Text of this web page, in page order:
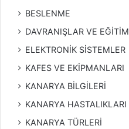
BESLENME
DAVRANIŞLAR VE EĞİTİM
ELEKTRONİK SİSTEMLER
KAFES VE EKİPMANLARI
KANARYA BİLGİLERİ
KANARYA HASTALIKLARI
KANARYA TÜRLERİ